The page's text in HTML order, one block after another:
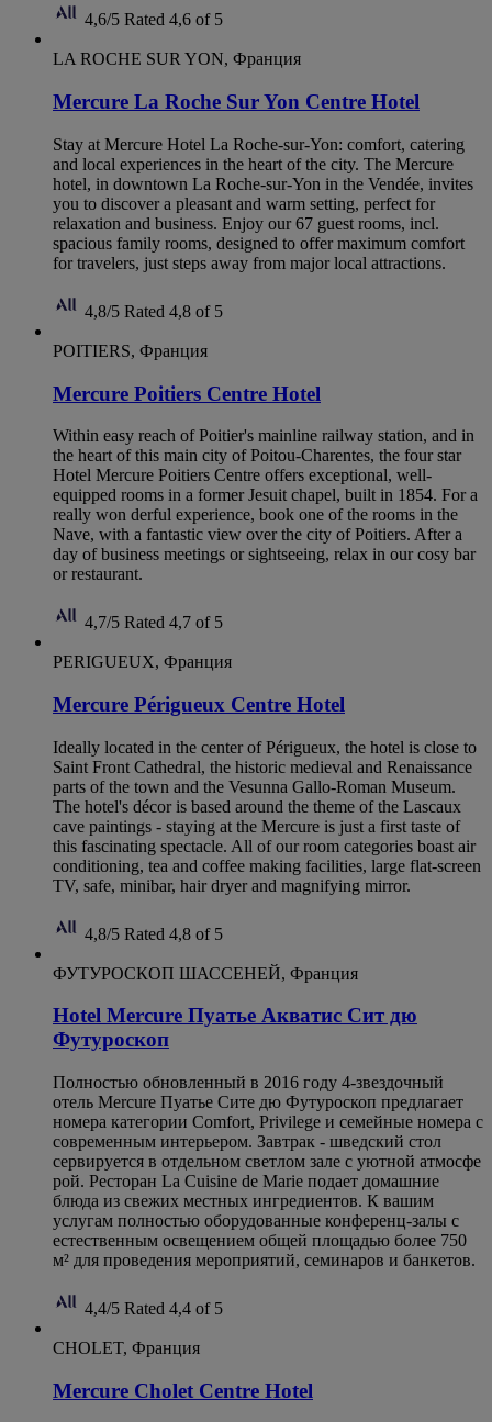
4,6/5 Rated 4,6 of 5
LA ROCHE SUR YON, Франция
Mercure La Roche Sur Yon Centre Hotel
Stay at Mercure Hotel La Roche-sur-Yon: comfort, catering
and local experiences in the heart of the city. The Mercure
hotel, in downtown La Roche-sur-Yon in the Vendée, invites
you to discover a pleasant and warm setting, perfect for
relaxation and business. Enjoy our 67 guest rooms, incl.
spacious family rooms, designed to offer maximum comfort
for travelers, just steps away from major local attractions.
4,8/5 Rated 4,8 of 5
POITIERS, Франция
Mercure Poitiers Centre Hotel
Within easy reach of Poitier's mainline railway station, and in
the heart of this main city of Poitou-Charentes, the four star
Hotel Mercure Poitiers Centre offers exceptional, well-
equipped rooms in a former Jesuit chapel, built in 1854. For a
really won derful experience, book one of the rooms in the
Nave, with a fantastic view over the city of Poitiers. After a
day of business meetings or sightseeing, relax in our cosy bar
or restaurant.
4,7/5 Rated 4,7 of 5
PERIGUEUX, Франция
Mercure Périgueux Centre Hotel
Ideally located in the center of Périgueux, the hotel is close to
Saint Front Cathedral, the historic medieval and Renaissance
parts of the town and the Vesunna Gallo-Roman Museum.
The hotel's décor is based around the theme of the Lascaux
cave paintings - staying at the Mercure is just a first taste of
this fascinating spectacle. All of our room categories boast air
conditioning, tea and coffee making facilities, large flat-screen
TV, safe, minibar, hair dryer and magnifying mirror.
4,8/5 Rated 4,8 of 5
ФУТУРОСКОП ШАССЕНЕЙ, Франция
Hotel Mercure Пуатье Акватис Сит дю
Футуроскоп
Полностью обновленный в 2016 году 4-звездочный
отель Mercure Пуатье Сите дю Футуроскоп предлагает
номера категории Comfort, Privilege и семейные номера с
современным интерьером. Завтрак - шведский стол
сервируется в отдельном светлом зале с уютной атмосфе
рой. Ресторан La Cuisine de Marie подает домашние
блюда из свежих местных ингредиентов. К вашим
услугам полностью оборудованные конференц-залы с
естественным освещением общей площадью более 750
м² для проведения мероприятий, семинаров и банкетов.
4,4/5 Rated 4,4 of 5
CHOLET, Франция
Mercure Cholet Centre Hotel